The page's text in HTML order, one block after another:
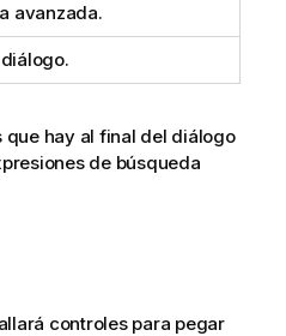
avanzada.
que hay al final del diálogo
de búsqueda
controles para pegar